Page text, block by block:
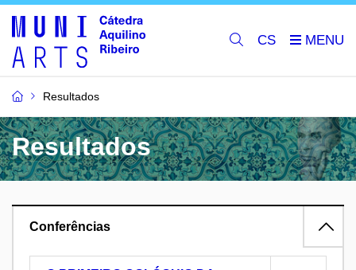
CS
Resultados
Resultados
Conferências